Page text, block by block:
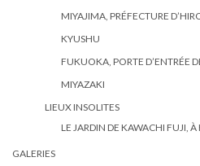
MIYAJIMA, PRÉFECTURE
KYUSHU
FUKUOKA, PORTE D’ENTRÉE
MIYAZAKI
LIEUX INSOLITES
LE JARDIN DE KAWACHI FUJI,
GALERIES